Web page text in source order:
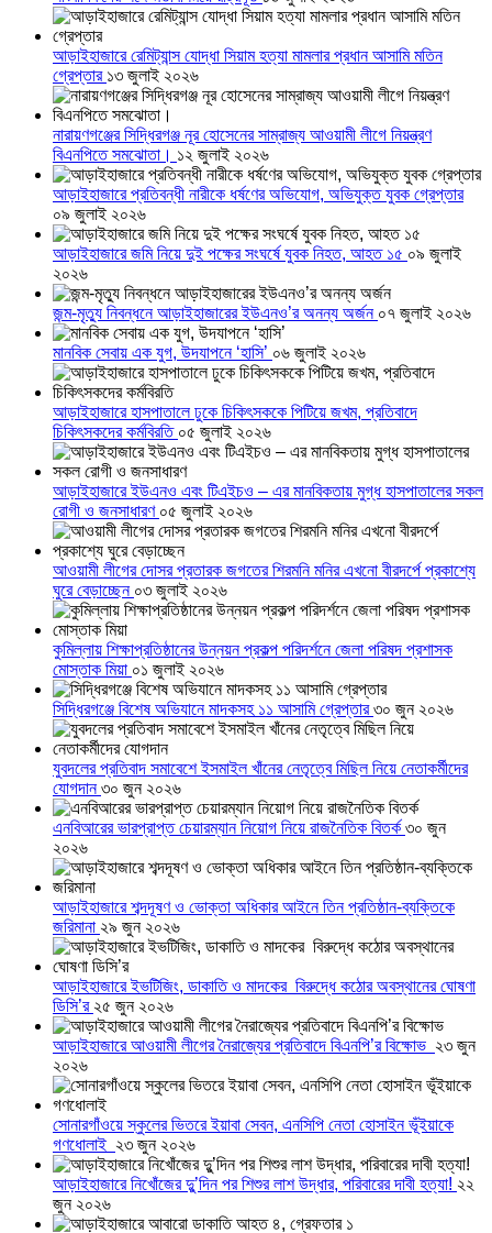
আড়াইহাজারে রেমিট্যান্স যোদ্ধা সিয়াম হত্যা মামলার প্রধান আসামি মতিন
গ্রেপ্তার ১৩ জুলাই ২০২৬
নারায়ণগঞ্জের সিদ্ধিরগঞ্জ নূর হোসেনের সাম্রাজ্য আওয়ামী লীগে নিয়ন্ত্রণ
বিএনপিতে সমঝোতা। ১২ জুলাই ২০২৬
আড়াইহাজারে প্রতিবন্ধী নারীকে ধর্ষণের অভিযোগ, অভিযুক্ত যুবক গ্রেপ্তার
০৯ জুলাই ২০২৬
আড়াইহাজারে জমি নিয়ে দুই পক্ষের সংঘর্ষে যুবক নিহত, আহত ১৫ ০৯ জুলাই
২০২৬
জন্ম-মৃত্যু নিবন্ধনে আড়াইহাজারের ইউএনও’র অনন্য অর্জন ০৭ জুলাই ২০২৬
মানবিক সেবায় এক যুগ, উদযাপনে ‘হাসি’ ০৬ জুলাই ২০২৬
আড়াইহাজারে হাসপাতালে ঢুকে চিকিৎসককে পিটিয়ে জখম, প্রতিবাদে
চিকিৎসকদের কর্মবিরতি ০৫ জুলাই ২০২৬
আড়াইহাজারে ইউএনও এবং টিএইচও – এর মানবিকতায় মুগ্ধ হাসপাতালের সকল
রোগী ও জনসাধারণ ০৫ জুলাই ২০২৬
আওয়ামী লীগের দোসর প্রতারক জগতের শিরমনি মনির এখনো বীরদর্পে প্রকাশ্যে
ঘুরে বেড়াচ্ছেন ০৩ জুলাই ২০২৬
কুমিল্লায় শিক্ষাপ্রতিষ্ঠানের উন্নয়ন প্রকল্প পরিদর্শনে জেলা পরিষদ প্রশাসক
মোস্তাক মিয়া ০১ জুলাই ২০২৬
সিদ্ধিরগঞ্জে বিশেষ অভিযানে মাদকসহ ১১ আসামি গ্রেপ্তার৩০ জুন ২০২৬
যুবদলের প্রতিবাদ সমাবেশে ইসমাইল খাঁনের নেতৃত্বে মিছিল নিয়ে নেতাকর্মীদের
যোগদান৩০ জুন ২০২৬
এনবিআরের ভারপ্রাপ্ত চেয়ারম্যান নিয়োগ নিয়ে রাজনৈতিক বিতর্ক ৩০ জুন
২০২৬
আড়াইহাজারে শব্দদূষণ ও ভোক্তা অধিকার আইনে তিন প্রতিষ্ঠান-ব্যক্তিকে
জরিমানা ২৯ জুন ২০২৬
আড়াইহাজারে ইভটিজিং, ডাকাতি ও মাদকের বিরুদ্ধে কঠোর অবস্থানের ঘোষণা
ডিসি’র ২৫ জুন ২০২৬
আড়াইহাজারে আওয়ামী লীগের নৈরাজ্যের প্রতিবাদে বিএনপি’র বিক্ষোভ ২৩ জুন
২০২৬
সোনারগাঁওয়ে স্কুলের ভিতরে ইয়াবা সেবন, এনসিপি নেতা হোসাইন ভূঁইয়াকে
গণধোলাই ২৩ জুন ২০২৬
আড়াইহাজারে নিখোঁজের দুু’দিন পর শিশুর লাশ উদ্ধার, পরিবারের দাবী হত্যা! ২২
জুন ২০২৬